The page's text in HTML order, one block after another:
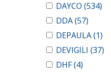
DAYCO (534)
DDA(57)
DEPAULA(1)
DEVIGILI (37)
DHF(4)